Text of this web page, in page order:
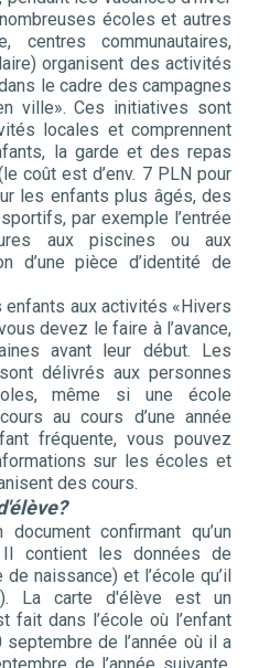
écoles et autres
centres communautaires,
organisent des activités
le cadre des campagnes
ville». Ces initiatives sont
locales et comprennent
la garde et des repas
coût est d’env. 7 PLN pour
les enfants plus âgés, des
par exemple l’entrée
aux piscines ou aux
d’une pièce d’identité de
aux activités «Hivers
devez le faire à l’avance,
avant leur début. Les
délivrés aux personnes
même si une école
au cours d’une année
fréquente, vous pouvez
sur les écoles et
des cours.
confirmant qu’un
Il contient les données de
de naissance) et l’école qu’il
La carte d'élève est un
fait dans l’école où l’enfant
de l’année où il a